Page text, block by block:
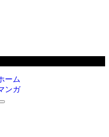
ーム
ンガ